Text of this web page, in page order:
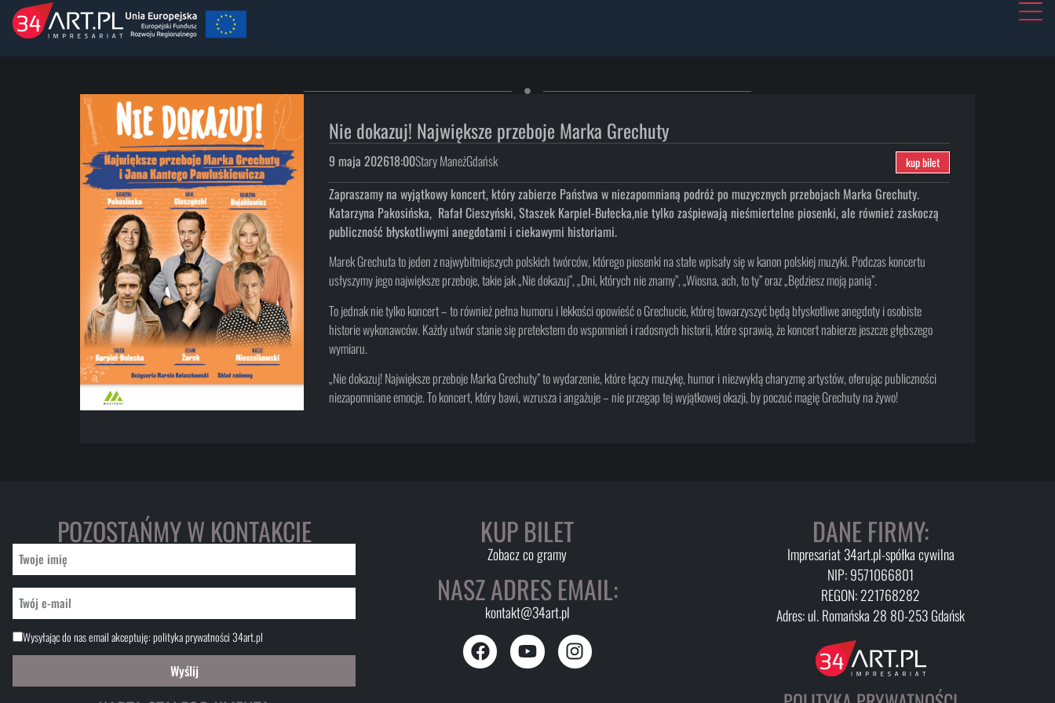
Nie dokazuj! Największe przeboje Marka Grechuty
9 maja 202618:00Stary ManeżGdańsk kup bilet
Zapraszamy na wyjątkowy koncert, który zabierze Państwa w niezapomnianą podróż po muzycznych przebojach Marka Grechuty.
Katarzyna Pakosińska, Rafał Cieszyński, Staszek Karpiel-Bułecka,nie tylko zaśpiewają nieśmiertelne piosenki, ale również zaskoczą
publiczność błyskotliwymi anegdotami i ciekawymi historiami.
Marek Grechuta to jeden z najwybitniejszych polskich twórców, którego piosenki na stałe wpisały się w kanon polskiej muzyki. Podczas koncertu
usłyszymy jego największe przeboje, takie jak „Nie dokazuj”, „Dni, których nie znamy”, „Wiosna, ach, to ty” oraz „Będziesz moją panią”.
To jednak nie tylko koncert – to również pełna humoru i lekkości opowieść o Grechucie, której towarzyszyć będą błyskotliwe anegdoty i osobiste
historie wykonawców. Każdy utwór stanie się pretekstem do wspomnień i radosnych historii, które sprawią, że koncert nabierze jeszcze głębszego
wymiaru.
„Nie dokazuj! Największe przeboje Marka Grechuty” to wydarzenie, które łączy muzykę, humor i niezwykłą charyzmę artystów, oferując publiczności
niezapomniane emocje. To koncert, który bawi, wzrusza i angażuje – nie przegap tej wyjątkowej okazji, by poczuć magię Grechuty na żywo!
POZOSTAŃMY W KONTAKCIE
Wysyłając do nas email akceptuję:polityka prywatności 34art.pl
Wyślij
KUP BILET
Zobacz co gramy
NASZ ADRES EMAIL:
kontakt@34art.pl
DANE FIRMY:
Impresariat 34art.pl-spółka cywilna
NIP: 9571066801
REGON: 221768282
Adres: ul. Romańska 28 80-253 Gdańsk